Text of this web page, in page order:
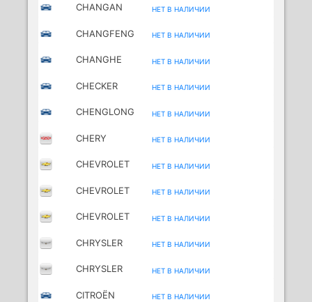
CHANGAN НЕТ В НАЛИЧИИ
CHANGFENG НЕТ В НАЛИЧИИ
CHANGHE НЕТ В НАЛИЧИИ
CHECKER НЕТ В НАЛИЧИИ
CHENGLONG НЕТ В НАЛИЧИИ
CHERY НЕТ В НАЛИЧИИ
CHEVROLET НЕТ В НАЛИЧИИ
CHEVROLET
НЕТ В НАЛИЧИИ
CHEVROLET
НЕТ В НАЛИЧИИ
CHRYSLER НЕТ В НАЛИЧИИ
CHRYSLER
НЕТ В НАЛИЧИИ
CITROËN НЕТ В НАЛИЧИИ